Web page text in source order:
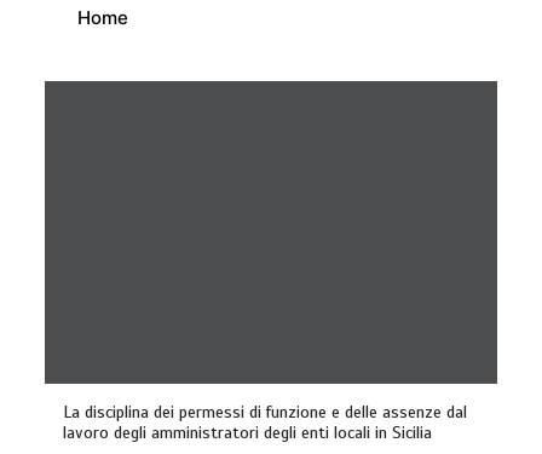
Home
La disciplina dei permessi di funzione e delle assenze dal
lavoro degli amministratori degli enti locali in Sicilia